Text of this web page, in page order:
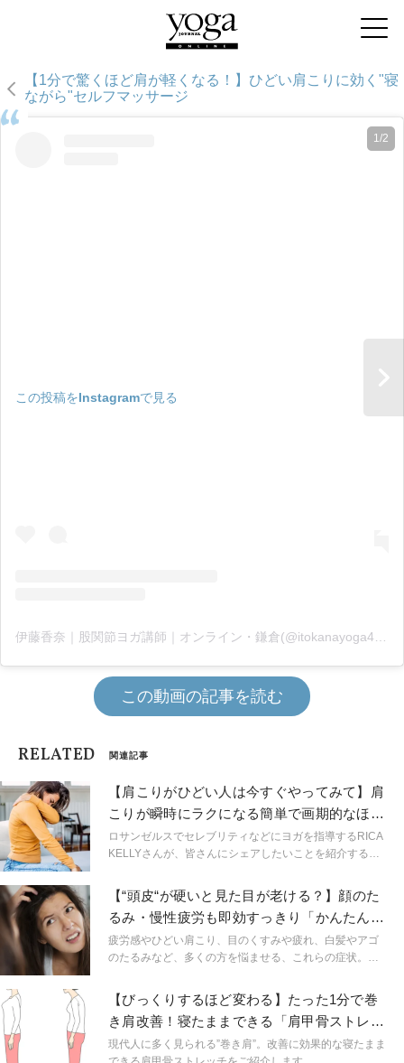
【1分で驚くほど肩が軽くなる！】ひどい肩こりに効く"寝
ながら"セルフマッサージ
この投稿をInstagramで見る
1/2
この動画の記事を読む
RELATED 関連記事
【肩こりがひどい人は今すぐやってみて】肩
こりが瞬時にラクになる簡単で画期的なほぐ
しワザ
ロサンゼルスでセレブリティなどにヨガを指導するRICA
KELLYさんが、皆さんにシェアしたいことを紹介する
魔法のほぐしワザをご紹介。
【“頭皮“が硬いと見た目が老ける？】顔のた
るみ・慢性疲労も即効すっきり「かんたん頭
蓋骨磨き」
疲労感やひどい肩こり、目のくすみや疲れ、白髪やアゴ
のたるみなど、多くの方を悩ませる、これらの症状。も
意外な頭皮の硬さにあり？今回は自宅で簡単にできる頭
蓋骨磨きで、スッキリ悩みを解決しましょう！
【びっくりするほど変わる】たった1分で巻
き肩改善！寝たままできる「肩甲骨ストレッ
チ」（診断付き）
現代人に多く見られる”巻き肩”。改善に効果的な寝たまま